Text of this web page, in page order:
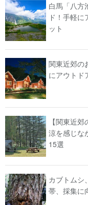
白馬「八方
ド！手軽
ット
関東近郊の
にアウトド
【関東近
涼を感じな
15選
カブトムシ
帯、採集に